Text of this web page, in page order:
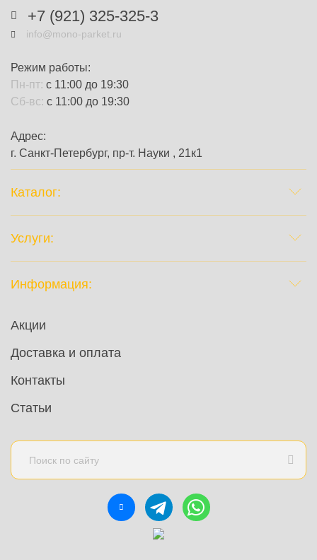
+7 (921) 325-325-3
info@mono-parket.ru
Режим работы:
Пн-пт: с 11:00 до 19:30
Сб-вс: с 11:00 до 19:30
Адрес:
г. Санкт-Петербург, пр-т. Науки , 21к1
Каталог:
Услуги:
Информация:
Акции
Доставка и оплата
Контакты
Статьи